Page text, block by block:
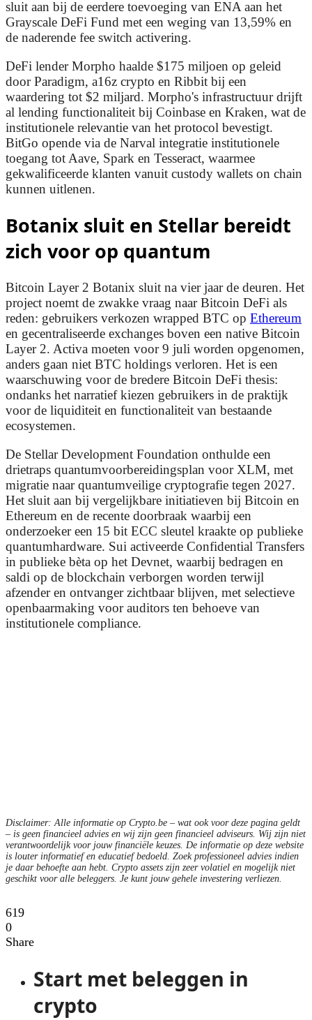
sluit aan bij de eerdere toevoeging van ENA aan het
Grayscale DeFi Fund met een weging van 13,59% en
de naderende fee switch activering.
DeFi lender Morpho haalde $175 miljoen op geleid
door Paradigm, a16z crypto en Ribbit bij een
waardering tot $2 miljard. Morpho's infrastructuur drijft
al lending functionaliteit bij Coinbase en Kraken, wat de
institutionele relevantie van het protocol bevestigt.
BitGo opende via de Narval integratie institutionele
toegang tot Aave, Spark en Tesseract, waarmee
gekwalificeerde klanten vanuit custody wallets on chain
kunnen uitlenen.
Botanix sluit en Stellar bereidt
zich voor op quantum
Bitcoin Layer 2 Botanix sluit na vier jaar de deuren. Het
project noemt de zwakke vraag naar Bitcoin DeFi als
reden: gebruikers verkozen wrapped BTC op Ethereum
en gecentraliseerde exchanges boven een native Bitcoin
Layer 2. Activa moeten voor 9 juli worden opgenomen,
anders gaan niet BTC holdings verloren. Het is een
waarschuwing voor de bredere Bitcoin DeFi thesis:
ondanks het narratief kiezen gebruikers in de praktijk
voor de liquiditeit en functionaliteit van bestaande
ecosystemen.
De Stellar Development Foundation onthulde een
drietraps quantumvoorbereidingsplan voor XLM, met
migratie naar quantumveilige cryptografie tegen 2027.
Het sluit aan bij vergelijkbare initiatieven bij Bitcoin en
Ethereum en de recente doorbraak waarbij een
onderzoeker een 15 bit ECC sleutel kraakte op publieke
quantumhardware. Sui activeerde Confidential Transfers
in publieke bèta op het Devnet, waarbij bedragen en
saldi op de blockchain verborgen worden terwijl
afzender en ontvanger zichtbaar blijven, met selectieve
openbaarmaking voor auditors ten behoeve van
institutionele compliance.
Disclaimer: Alle informatie op Crypto.be – wat ook voor deze pagina geldt
– is geen financieel advies en wij zijn geen financieel adviseurs. Wij zijn niet
verantwoordelijk voor jouw financiële keuzes. De informatie op deze website
is louter informatief en educatief bedoeld. Zoek professioneel advies indien
je daar behoefte aan hebt. Crypto assets zijn zeer volatiel en mogelijk niet
geschikt voor alle beleggers. Je kunt jouw gehele investering verliezen.
619
0
Share
Start met beleggen in
crypto